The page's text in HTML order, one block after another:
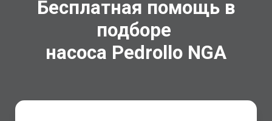
Бесплатная помощь в
подборе
насоса Pedrollo NGA